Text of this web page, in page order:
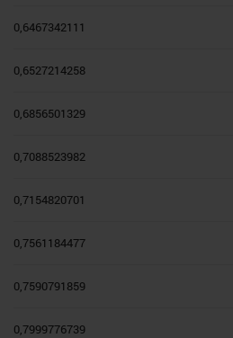
0,6467342111
0,6527214258
0,6856501329
0,7088523982
0,7154820701
0,7561184477
0,7590791859
0,7999776739